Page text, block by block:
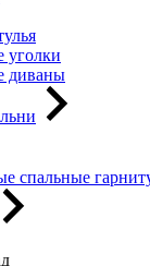
уголки
диваны
спальные